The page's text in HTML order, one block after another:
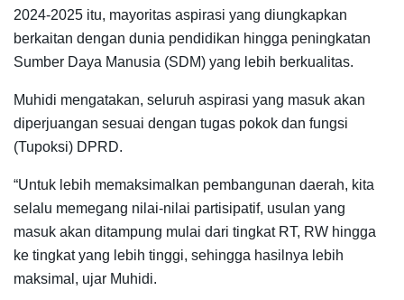
2024-2025 itu, mayoritas aspirasi yang diungkapkan
berkaitan dengan dunia pendidikan hingga peningkatan
Sumber Daya Manusia (SDM) yang lebih berkualitas.
Muhidi mengatakan, seluruh aspirasi yang masuk akan
diperjuangan sesuai dengan tugas pokok dan fungsi
(Tupoksi) DPRD.
“Untuk lebih memaksimalkan pembangunan daerah, kita
selalu memegang nilai-nilai partisipatif, usulan yang
masuk akan ditampung mulai dari tingkat RT, RW hingga
ke tingkat yang lebih tinggi, sehingga hasilnya lebih
maksimal, ujar Muhidi.